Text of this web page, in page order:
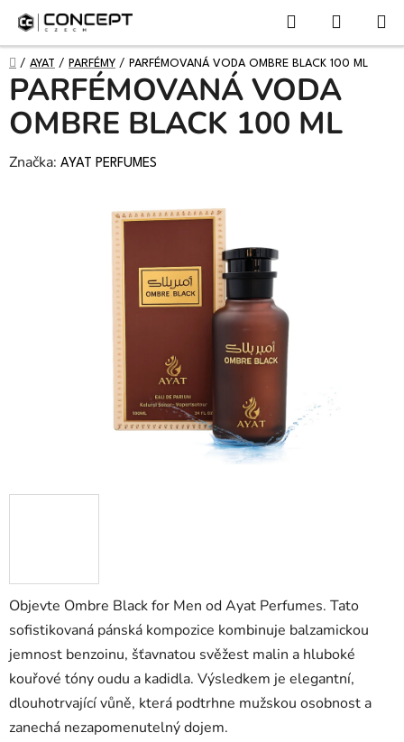
Přejít
obsah
KOŠÍK
DOMŮ
/ AYAT / PARFÉMY / PARFÉMOVANÁ VODA OMBRE BLACK 100 ML
Objevte Ombre Black for Men od Ayat Perfumes. Tato
sofistikovaná pánská kompozice kombinuje balzamickou
jemnost benzoinu, šťavnatou svěžest malin a hluboké
kouřové tóny oudu a kadidla. Výsledkem je elegantní,
dlouhotrvající vůně, která podtrhne mužskou osobnost a
zanechá nezapomenutelný dojem.
PARFÉMOVANÁ VODA
OMBRE BLACK 100 ML
Značka: AYAT PERFUMES